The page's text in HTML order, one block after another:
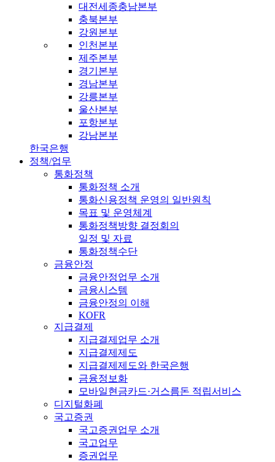
대전세종충남본부
충북본부
강원본부
인천본부
제주본부
경기본부
경남본부
강릉본부
울산본부
포항본부
강남본부
한국은행
정책/업무
통화정책
통화정책 소개
통화신용정책 운영의 일반원칙
목표 및 운영체계
통화정책방향 결정회의
일정 및 자료
통화정책수단
금융안정
금융안정업무 소개
금융시스템
금융안정의 이해
KOFR
지급결제
지급결제업무 소개
지급결제제도
지급결제제도와 한국은행
금융정보화
모바일현금카드·거스름돈 적립서비스
디지털화폐
국고증권
국고증권업무 소개
국고업무
증권업무